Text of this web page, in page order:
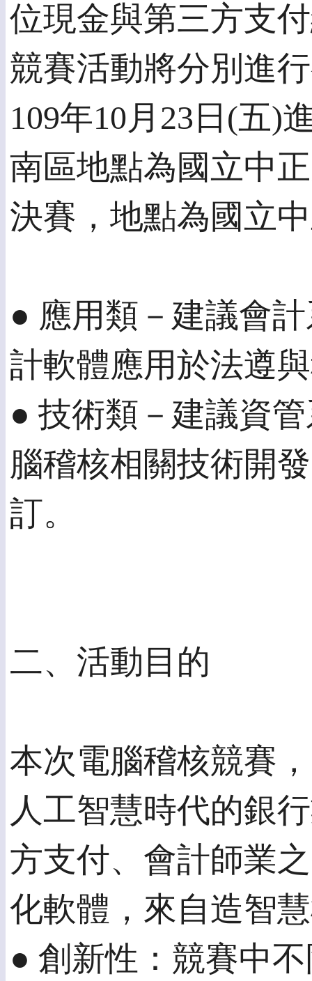
位現金與第三方支
競賽活動將分別進
109年10月23日(五)
南區地點為國立中
決賽，地點為國立
● 應用類－建議會
計軟體應用於法遵
● 技術類－建議資
腦稽核相關技術開
訂。
二、活動目的
本次電腦稽核競賽
人工智慧時代的銀
方支付、會計師業
化軟體，來自造智
● 創新性：競賽中